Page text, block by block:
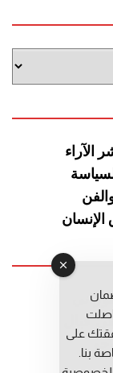
الآراء
قبال
على
بنا.